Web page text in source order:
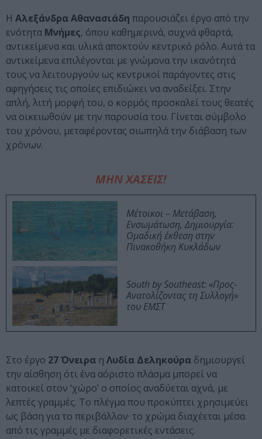
Η Αλεξάνδρα Αθανασιάδη παρουσιάζει έργο από την
ενότητα Μνήμες, όπου καθημερινά, συχνά φθαρτά,
αντικείμενα και υλικά αποκτούν κεντρικό ρόλο. Αυτά τα
αντικείμενα επιλέγονται με γνώμονα την ικανότητά
τους να λειτουργούν ως κεντρικοί παράγοντες στις
αφηγήσεις τις οποίες επιδιώκει να αναδείξει. Στην
απλή, λιτή μορφή του, ο κορμός προσκαλεί τους θεατές
να οικειωθούν με την παρουσία του. Γίνεται σύμβολο
του χρόνου, μεταφέροντας σιωπηλά την διάβαση των
χρόνων.
ΜΗΝ ΧΑΣΕΙΣ!
Μέτοικοι – Μετάβαση,
Ενσωμάτωση, Δημιουργία:
Ομαδική έκθεση στην
Πινακοθήκη Κυκλάδων
South by Southeast: «Προς-
Ανατολίζοντας τη Συλλογή»
του ΕΜΣΤ
Στο έργο 27 Όνειρα η Λυδία Δεληκούρα δημιουργεί
την αίσθηση ότι ένα αόριστο πλάσμα μπορεί να
κατοικεί στον ‘χώρο’ ο οποίος αναδύεται αχνά, με
λεπτές γραμμές. Το πλέγμα που προκύπτει χρησιμεύει
ως βάση για το περιβάλλον· το χρώμα διαχέεται μέσα
από τις γραμμές με διαφορετικές εντάσεις.